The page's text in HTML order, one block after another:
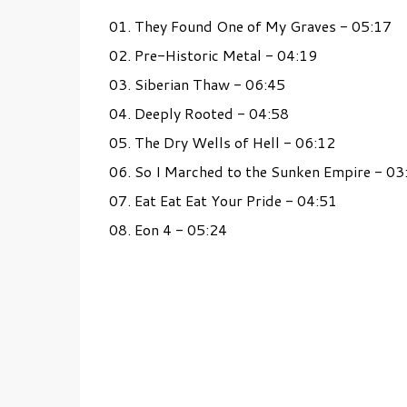
01. They Found One of My Graves - 05:17
02. Pre-Historic Metal - 04:19
03. Siberian Thaw - 06:45
04. Deeply Rooted - 04:58
05. The Dry Wells of Hell - 06:12
06. So I Marched to the Sunken Empire -
07. Eat Eat Eat Your Pride - 04:51
08. Eon 4 - 05:24